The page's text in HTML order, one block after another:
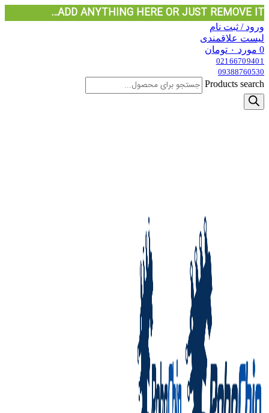
ADD ANYTHING HERE OR JUST REMOVE IT…
ورود / ثبت نام
لیست علاقمندی
0 مورد ۰ تومان
02166709401
09388760530
Products search